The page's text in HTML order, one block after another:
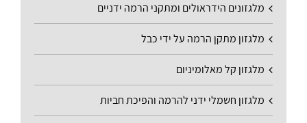
מלגזונים הידראולים ומתקני הרמה ידניים
מלגזון מתקן הרמה על ידי כבל
מלגזון קל מאלומיניום
מלגזון חשמלי ידני להרמה והפיכת חביות